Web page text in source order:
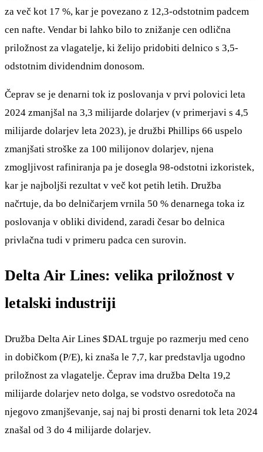
za več kot 17 %, kar je povezano z 12,3-odstotnim padcem
cen nafte. Vendar bi lahko bilo to znižanje cen odlična
priložnost za vlagatelje, ki želijo pridobiti delnico s 3,5-
odstotnim dividendnim donosom.
Čeprav se je denarni tok iz poslovanja v prvi polovici leta
2024 zmanjšal na 3,3 milijarde dolarjev (v primerjavi s 4,5
milijarde dolarjev leta 2023), je družbi Phillips 66 uspelo
zmanjšati stroške za 100 milijonov dolarjev, njena
zmogljivost rafiniranja pa je dosegla 98-odstotni izkoristek,
kar je najboljši rezultat v več kot petih letih. Družba
načrtuje, da bo delničarjem vrnila 50 % denarnega toka iz
poslovanja v obliki dividend, zaradi česar bo delnica
privlačna tudi v primeru padca cen surovin.
Delta Air Lines: velika priložnost v
letalski industriji
Družba Delta Air Lines $DALtrguje po razmerju med ceno
in dobičkom (P/E), ki znaša le 7,7, kar predstavlja ugodno
priložnost za vlagatelje. Čeprav ima družba Delta 19,2
milijarde dolarjev neto dolga, se vodstvo osredotoča na
njegovo zmanjševanje, saj naj bi prosti denarni tok leta 2024
znašal od 3 do 4 milijarde dolarjev.